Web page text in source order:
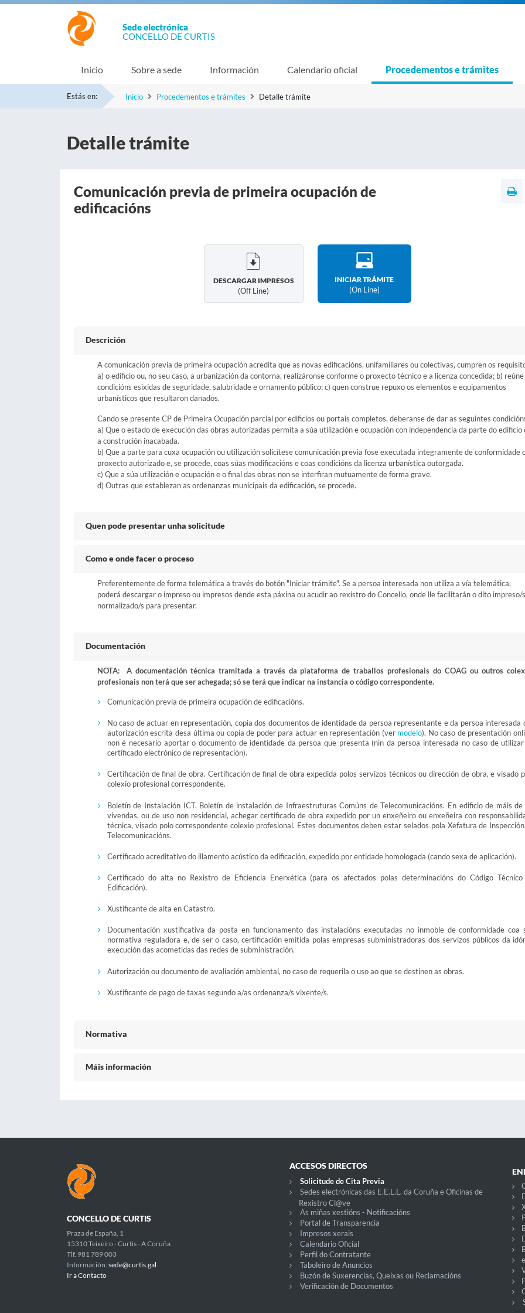
Sede electrónica
CONCELLO DE CURTIS
Inicio Sobre a sede Información Calendario oficial Procedementos e trámites
Estás en: Inicio Procedementos e trámites Detalle trámite
Detalle trámite
Comunicación previa de primeira ocupación de
edificacións
DESCARGAR IMPRESOS
(off Line)
INICIAR TRÁMITE
(on Line)
Descrición
A comunicación previa de primeira ocupación acredita que as novas edificacións, unifamiliares ou colectivas, cumpren os
a) o edificio ou, no seu caso, a urbanización da contorna, realizáronse conforme o proxecto técnico e a licenza concedida; b) reúne
condicións esixidas de seguridade, salubridade e ornamento público; c) quen construe repuxo os elementos e equipamentos
urbanísticos que resultaron danados.
Cando se presente CP de Primeira Ocupación parcial por edificios ou portais completos, deberanse de dar as seguintes
a) Que o estado de execución das obras autorizadas permita a súa utilización e ocupación con independencia da parte do edificio
a construción inacabada.
b) Que a parte para cuxa ocupación ou utilización solicítese comunicación previa fose executada integramente de conformidade
proxecto autorizado e, se procede, coas súas modificacións e coas condicións da licenza urbanística outorgada.
c) Que a súa utilización e ocupación e o final das obras non se interfiran mutuamente de forma grave.
d) Outras que establezan as ordenanzas municipais da edificación, se procede.
Quen pode presentar unha solicitude
Como e onde facer o proceso
Preferentemente de forma telemática a través do botón "Iniciar trámite". Se a persoa interesada non utiliza a vía telemática,
poderá descargar o impreso ou impresos dende esta páxina ou acudir ao rexistro do Concello, onde lle facilitarán o dito impreso/s
normalizado/s para presentar.
Documentación
NOTA: A documentación técnica tramitada a través da plataforma de traballos profesionais do COAG ou outros
profesionais non terá que ser achegada; só se terá que indicar na instancia o código correspondente.
Comunicación previa de primeira ocupación de edificacións.
No caso de actuar en representación, copia dos documentos de identidade da persoa representante e da persoa interesada
autorización escrita desa última ou copia de poder para actuar en representación (ver modelo). No caso de presentación
non é necesario aportar o documento de identidade da persoa que presenta (nin da persoa interesada no caso de
certificado electrónico de representación).
Certificación de final de obra. Certificación de final de obra expedida polos servizos técnicos ou dirección de obra, e visado
colexio profesional correspondente.
Boletín de Instalación ICT. Boletín de instalación de Infraestruturas Comúns de Telecomunicacións. En edificio de máis
vivendas, ou de uso non residencial, achegar certificado de obra expedido por un enxeñeiro ou enxeñeira con
técnica, visado polo correspondente colexio profesional. Estes documentos deben estar selados pola Xefatura de
Telecomunicacións.
Certificado acreditativo do illamento acústico da edificación, expedido por entidade homologada (cando sexa de aplicación).
Certificado do alta no Rexistro de Eficiencia Enerxética (para os afectados polas determinacións do Código Técnico
Edificación).
Xustificante de alta en Catastro.
Documentación xustificativa da posta en funcionamento das instalacións executadas no inmoble de conformidade coa
normativa reguladora e, de ser o caso, certificación emitida polas empresas subministradoras dos servizos públicos da
execución das acometidas das redes de subministración.
Autorización ou documento de avaliación ambiental, no caso de requerila o uso ao que se destinen as obras.
Xustificante de pago de taxas segundo a/as ordenanza/s vixente/s.
Normativa
Máis información
CONCELLO DE CURTIS
Praza de España, 1
15310 Teixeiro - Curtis - A Coruña
Tlf. 981 789 003
Información: sede@curtis.gal
Ir a Contacto
ACCESOS DIRECTOS
Solicitude de Cita Previa
Sedes electrónicas das E.E.L.L. da Coruña e Oficinas de
Rexistro Cl@ve
As miñas xestións - Notificacións
Portal de Transparencia
Impresos xerais
Calendario Oficial
Perfil do Contratante
Taboleiro de Anuncios
Buzón de Suxerencias, Queixas ou Reclamacións
Verificación de Documentos